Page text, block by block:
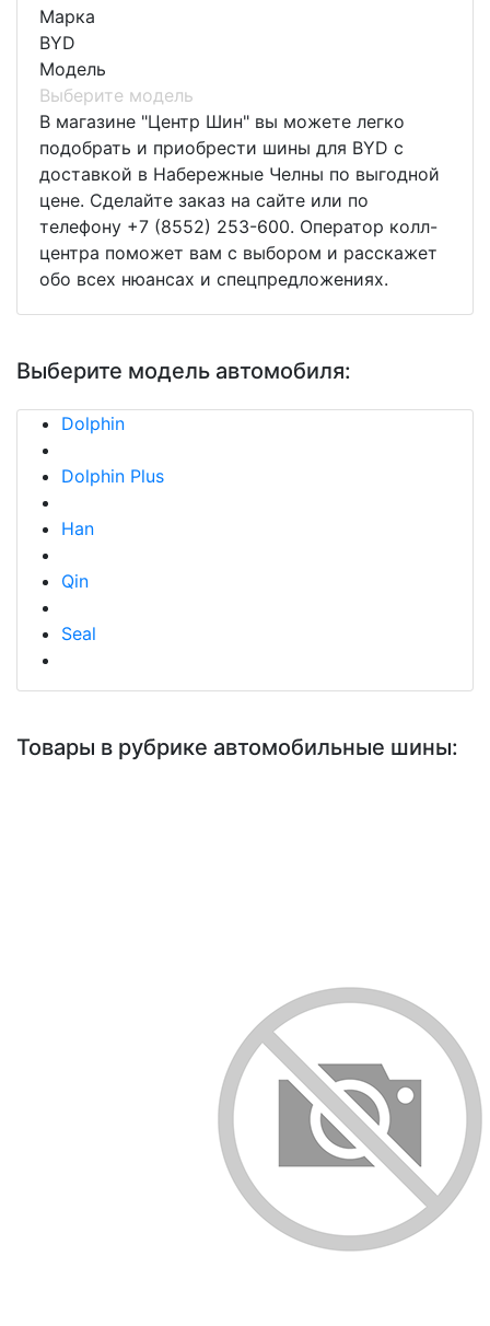
Марка
BYD
Модель
Выберите модель
В магазине "Центр Шин" вы можете легко
подобрать и приобрести шины для BYD с
доставкой в Набережные Челны по выгодной
цене. Сделайте заказ на сайте или по
телефону +7 (8552) 253-600. Оператор колл-
центра поможет вам с выбором и расскажет
обо всех нюансах и спецпредложениях.
Выберите модель автомобиля:
Dolphin
Dolphin Plus
Han
Qin
Seal
Товары в рубрике автомобильные шины: